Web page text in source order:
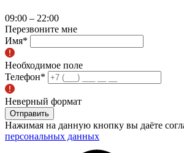
09:00 – 22:00
Перезвоните мне
Имя*
Необходимое поле
Телефон*
Неверный формат
Отправить
Нажимая на данную кнопку вы даёте
персональных данных